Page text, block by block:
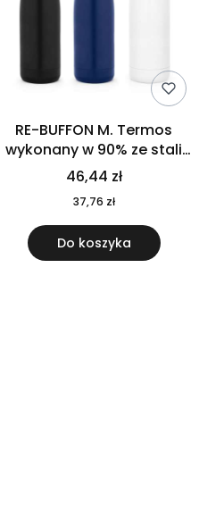
RE-BUFFON M. Termos
wykonany w 90% ze stali
nierdzewnej pochodzącej z
recyklingu 520 ml 94294
46,44 zł
37,76 zł
Do koszyka